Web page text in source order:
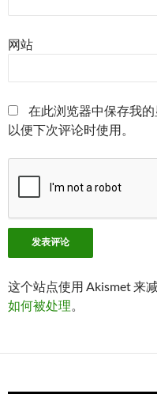
网站
在此浏览器中保存我
以便下次评论时使用。
这个站点使用 Akismet 来
如何被处理。